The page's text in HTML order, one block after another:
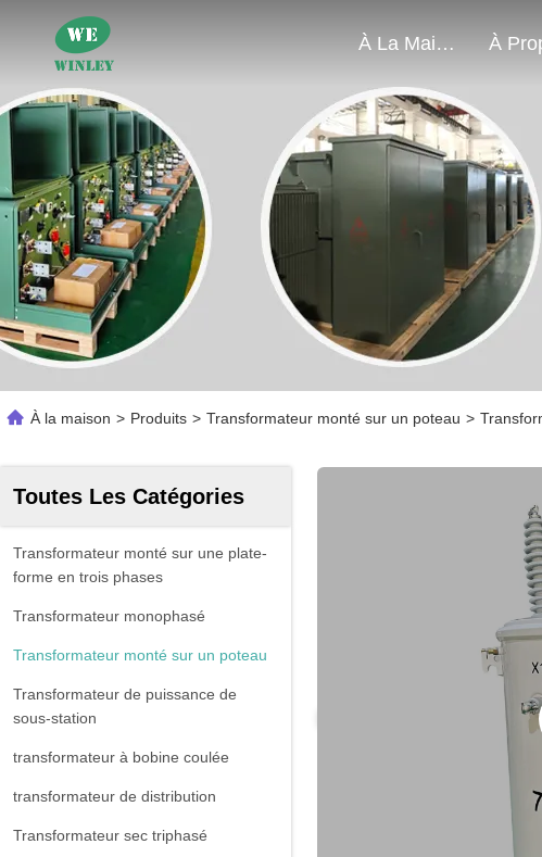
À La Maison
À la maison > Produits > Transformateur monté sur un poteau >
Toutes Les Catégories
Transformateur monté sur une plate-
forme en trois phases
Transformateur monophasé
Transformateur monté sur un poteau
Transformateur de puissance de
sous-station
transformateur à bobine coulée
transformateur de distribution
Transformateur sec triphasé